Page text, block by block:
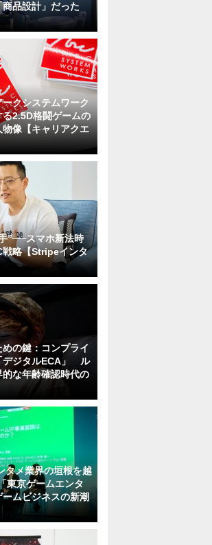
品設計」だった
ークシステムワーク
2.5D格闘ゲームの
像【キャリアクエ
”──スマホ新法時
戦略【Stripeインタ
の鍵：コンプライ
デジタルECA」 ル
な年齢確認時代の
タメ業界の垣根を越
東京ゲームエンタ
ムビジネスの新潮